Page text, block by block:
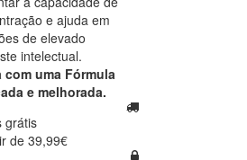
e ajuda em
de elevado
intelectual.
com uma Fórmula
e melhorada.
grátis
de 39,99€